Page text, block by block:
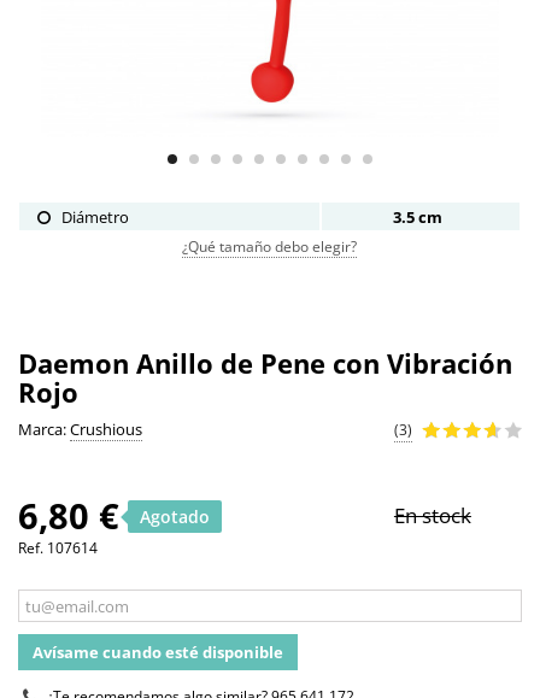
Diámetro 3.5 cm
¿Qué tamaño debo elegir?
Daemon Anillo de Pene con Vibración
Rojo
Marca:Crushious (3)
6,80 € Agotado En stock
Ref. 107614
Avísame cuando esté disponible